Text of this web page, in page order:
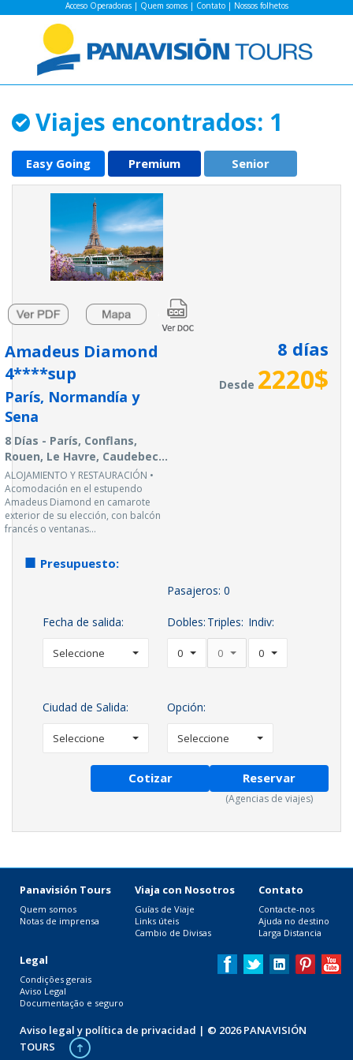
Acceso Operadoras| Quem somos| Contato| Nossos folhetos
Viajes encontrados: 1
Easy Going Premium Senior
Amadeus Diamond
4****sup
París, Normandía y
Sena
8 Días - París, Conflans,
Rouen, Le Havre, Caudebec...
ALOJAMIENTO Y RESTAURACIÓN •
Acomodación en el estupendo
Amadeus Diamond en camarote
exterior de su elección, con balcón
francés o ventanas...
8 días
Desde 2220$
Presupuesto:
Fecha de salida:
Seleccione
Pasajeros: 0
Dobles:
0
Triples:
0
Indiv:
0
Ciudad de Salida:
Seleccione
Opción:
Seleccione
Cotizar Reservar
(Agencias de viajes)
Panavisión Tours
Quem somos
Notas de imprensa
Viaja con Nosotros
Guías de Viaje
Links úteis
Cambio de Divisas
Contato
Contacte-nos
Ajuda no destino
Larga Distancia
Legal
Condições gerais
Aviso Legal
Documentação e seguro
Aviso legal y política de privacidad | © 2026 PANAVISIÓN
TOURS